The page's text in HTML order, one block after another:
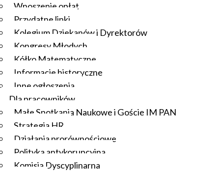
Wnoszenie opłat
Przydatne linki
Kolegium Dziekanów i Dyrektorów
Kongresy Młodych
Kółko Matematyczne
Informacje historyczne
Inne ogłoszenia
Dla pracowników
Małe Spotkania Naukowe i Goście IM PAN
Strategia HR
Działania prorównościowe
Polityka antykorupcyjna
Komisja Dyscyplinarna